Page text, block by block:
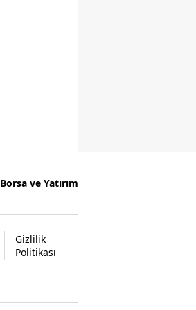
Borsa ve Yatırım
Gizlilik
Politikası